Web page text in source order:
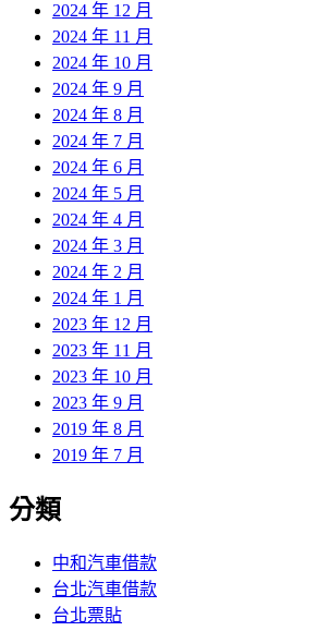
2024 年 12 月
2024 年 11 月
2024 年 10 月
2024 年 9 月
2024 年 8 月
2024 年 7 月
2024 年 6 月
2024 年 5 月
2024 年 4 月
2024 年 3 月
2024 年 2 月
2024 年 1 月
2023 年 12 月
2023 年 11 月
2023 年 10 月
2023 年 9 月
2019 年 8 月
2019 年 7 月
分類
中和汽車借款
台北汽車借款
台北票貼